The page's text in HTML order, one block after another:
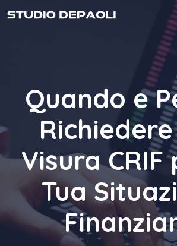
al
Quando e
Visura
Tua